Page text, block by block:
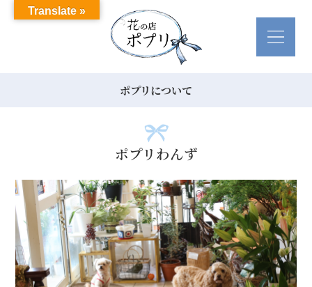
ポプリについて
ポプリわんず
Translate »